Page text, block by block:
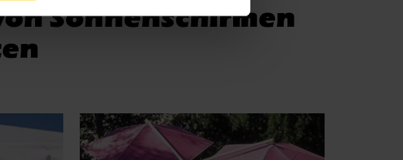
Sonnenschirmen